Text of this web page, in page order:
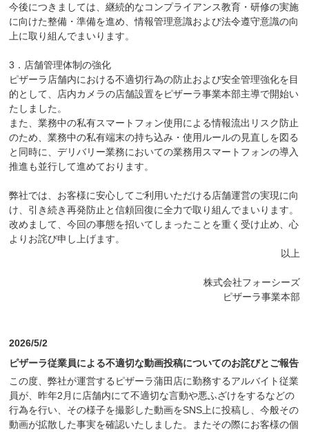
今後につきましては、継続的なコンプライアンス教育・研修の実施
に向けた整備・準備を進め、情報管理意識および法令遵守意識の向
上に取り組んでまいります。
3．店舗管理体制の強化
ピザーラ店舗内における不適切行為の防止および安全管理強化を目
的として、店内カメラの店舗設置をピザーラ事業本部主導で開始い
たしました。
また、業務中の私有スマートフォン使用による情報流出リスク防止
のため、業務中の私有端末の持ち込み・使用ルールの見直しを図る
と同時に、デリバリー業務においての業務用スマートフォンの導入
推進も並行して進めております。
弊社では、お客様に安心してご利用いただける店舗運営の実現に向
け、引き続き再発防止と信頼回復に全力で取り組んでまいります。
改めまして、今回の事態を招いてしまったことを重く受け止め、心
よりお詫び申し上げます。
以上
株式会社フォーシーズ
ピザーラ事業本部
2026/5/2
ピザーラ従業員による不適切な動画投稿についてのお詫びとご報告
この度、弊社が運営するピザーラ蒲田店に勤務するアルバイト従業
員が、昨年2月に店舗内にて不適切な言動や悪ふざけをするなどの
行為を行い、その様子を撮影した動画をSNS上に投稿し、今般その
動画が拡散した事実を確認いたしました。またその際にお客様の個